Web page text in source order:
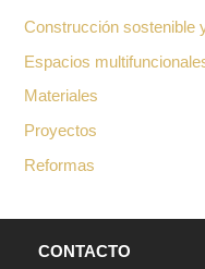
Construcción sostenible
Espacios
Materiales
Proyectos
Reformas
CONTACTO